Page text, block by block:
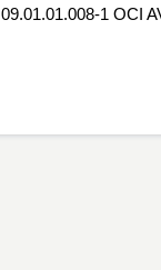
09.01.01.008-1 OCI